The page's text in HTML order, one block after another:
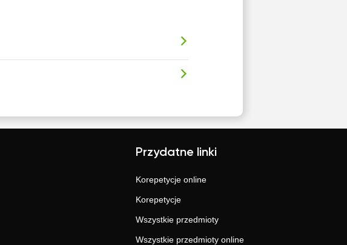
Przydatne linki
Korepetycje online
Korepetycje
Wszystkie przedmioty
Wszystkie przedmioty online